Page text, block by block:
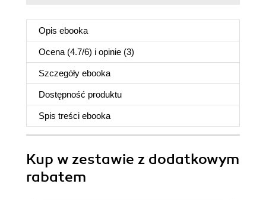
Opis ebooka
Ocena (4.7/6) i opinie (3)
Szczegóły ebooka
Dostępność produktu
Spis treści ebooka
Kup w zestawie z dodatkowym
rabatem